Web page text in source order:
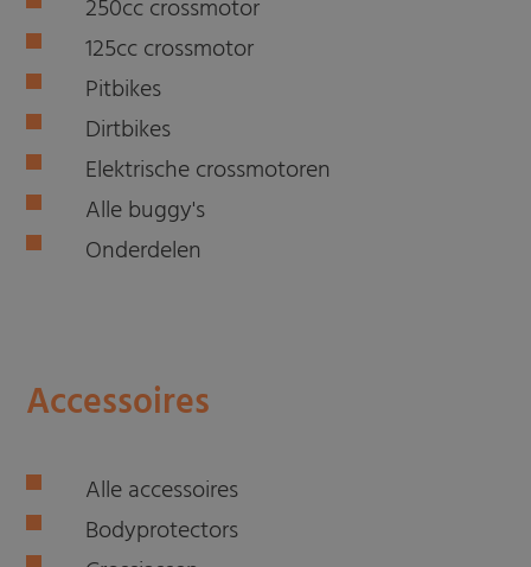
250cc crossmotor
125cc crossmotor
Pitbikes
Dirtbikes
Elektrische crossmotoren
Alle buggy's
Onderdelen
Accessoires
Alle accessoires
Bodyprotectors